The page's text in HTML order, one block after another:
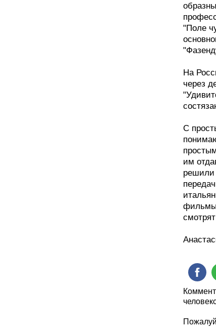
"Поле
На
через
С
им
решили